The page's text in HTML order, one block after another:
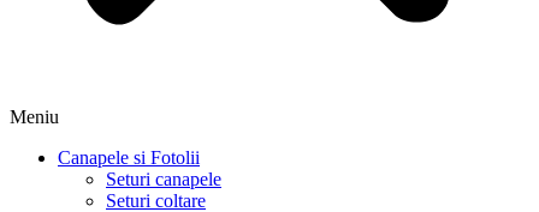
Meniu
Canapele si Fotolii
Seturi canapele
Seturi coltare